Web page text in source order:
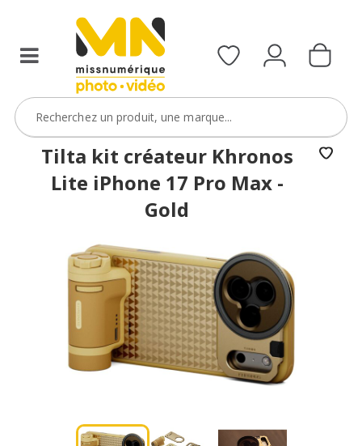
Tilta kit créateur Khronos
Lite iPhone 17 Pro Max -
Gold